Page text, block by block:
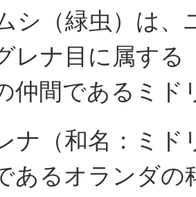
シ（緑虫）は
レナ目に属する
仲間であるミド
ナ（和名：ミド
あるオランダの